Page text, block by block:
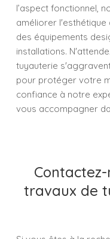
l’aspect fonctionnel,
améliorer
des équipements
installations.
tuyauterie
pour protéger votre
confiance à notre
vous accompagner
travaux de